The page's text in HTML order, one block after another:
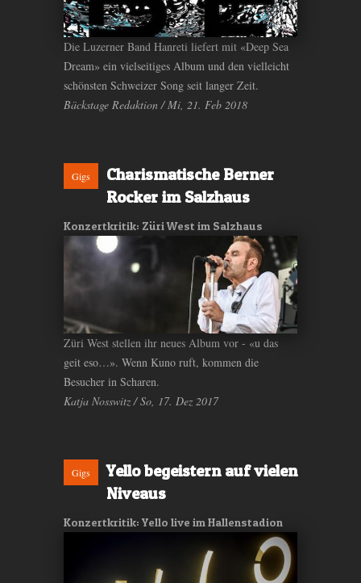
Die Luzerner Band Hanreti liefert mit «Deep Sea
Dream» ein vielseitiges Album und den vielleicht
schönsten Schweizer Song seit langer Zeit.
Bäckstage Redaktion / Mi, 21. Feb 2018
Gigs
Charismatische Berner
Rocker im Salzhaus
Konzertkritik: Züri West im Salzhaus
Züri West stellen ihr neues Album vor - «u das
geit eso…». Wenn Kuno ruft, kommen die
Besucher in Scharen.
Katja Nosswitz / So, 17. Dez 2017
Gigs
Yello begeistern auf vielen
Niveaus
Konzertkritik: Yello live im Hallenstadion